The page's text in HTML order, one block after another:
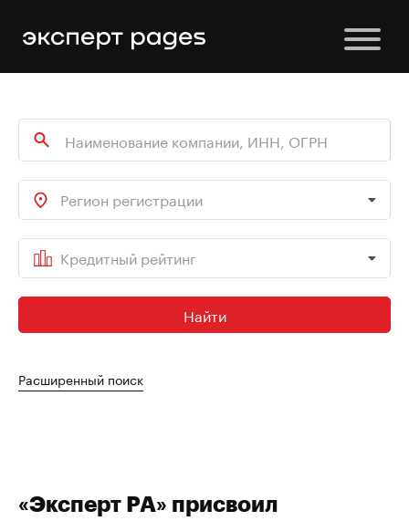
Регион регистрации
Кредитный рейтинг
Найти
Расширенный поиск
«Эксперт РА» присвоил